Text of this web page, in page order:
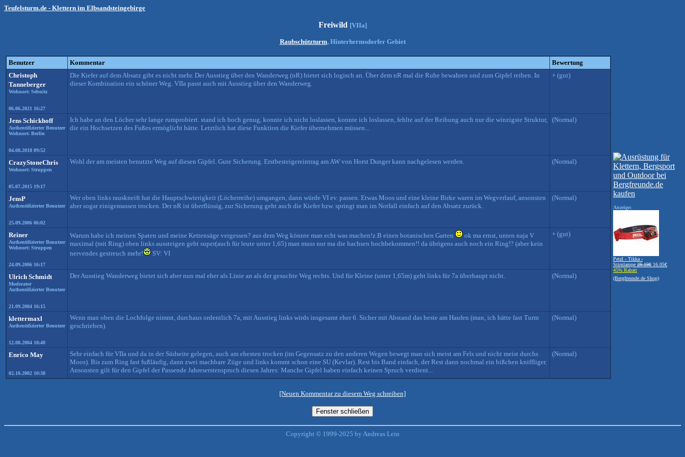
Teufelsturm.de - Klettern im Elbsandsteingebirge
Freiwild [VIIa]
Raubschützturm, Hinterhermsdorfer Gebiet
Benutzer Kommentar
Bewertung
Christoph
Tanneberger
Wohnort: Sebnitz
06.06.2021 16:27
Die Kiefer auf dem Absatz gibt es nicht mehr. Der Ausstieg über den Wanderweg (nR) bietet sich logisch an. Über dem nR mal die Ruhe bewahren und zum Gipfel reiben. In
dieser Kombination ein schöner Weg. VIIa passt auch mit Ausstieg über den Wanderweg.
+ (gut)
Jens Schickhoff
Authentifizierter Benutzer
Wohnort: Berlin
04.08.2018 09:52
Ich habe an den Löcher sehr lange rumprobiert. stand ich hoch genug, konnte ich nicht loslassen, konnte ich loslassen, fehlte auf der Reibung auch nur die winzigste Struktur,
die ein Hochsetzen des Fußes ermöglicht hätte. Letztlich hat diese Funktion die Kiefer übernehmen müssen...
(Normal)
CrazyStoneChris
Wohnort: Struppen
05.07.2015 19:17
Wohl der am meisten benutzte Weg auf diesen Gipfel. Gute Sicherung. Erstbesteigereintrag am AW von Horst Dunger kann nachgelesen werden. (Normal)
JensP
Authentifizierter Benutzer
25.09.2006 06:02
Wer oben links rauskneift hat die Hauptschwierigkeit (Löcherreihe) umgangen, dann würde VI ev. passen. Etwas Moos und eine kleine Birke waren im Wegverlauf, ansonsten
aber sogar einigemassen trocken. Der nR ist überflüssig, zur Sicherung geht auch die Kiefer bzw. springt man im Notfall einfach auf den Absatz zurück.
(Normal)
Reiner
Authentifizierter Benutzer
Wohnort: Struppen
24.09.2006 16:17
Warum habe ich meinen Spaten und meine Kettensäge vergessen? aus dem Weg könnte man echt was machen!z.B einen botanischen Garten
ok ma ernst, unten naja V
maximal (mit Ring) oben links aussteigen geht super(auch für leute unter 1,65) man muss nur ma die hachsen hochbekommen!! da übrigens auch noch ein Ring!? (aber kein
nervendes gestreuch mehr!
SV: VI
+ (gut)
Ulrich Schmidt
Moderator
Authentifizierter Benutzer
21.09.2004 16:15
Der Ausstieg Wanderweg bietet sich aber nun mal eher als Linie an als der gesuchte Weg rechts. Und für Kleine (unter 1,65m) geht links für 7a überhaupt nicht. (Normal)
klettermaxl
Authentifizierter Benutzer
12.08.2004 18:40
Wenn man oben die Lochfolge nimmt, durchaus ordentlich 7a, mit Ausstieg links wirds insgesamt eher 6. Sicher mit Abstand das beste am Haufen (man, ich hätte fast Turm
geschrieben).
(Normal)
Enrico May
02.10.2002 10:38
Sehr einfach für VIIa und da in der Südseite gelegen, auch am ehesten trocken (im Gegensatz zu den anderen Wegen bewegt man sich meist am Fels und nicht meist durchs
Moos). Bis zum Ring fast fußläufig, dann zwei machbare Züge und links kommt schon eine SU (Kevlar). Rest bis Band einfach, der Rest dann nochmal ein bißchen kniffliger.
Ansonsten gilt für den Gipfel der Passende Jahreserstenspruch diesen Jahres: Manche Gipfel haben einfach keinen Spruch verdient...
(Normal)
Anzeige:
Petzl - Tikka -
Stirnlampe 29.19€ 16.05€
45% Rabatt
(Bergfreunde.de Shop)
[Neuen Kommentar zu diesem Weg schreiben]
Copyright © 1999-2025 by Andreas Lein